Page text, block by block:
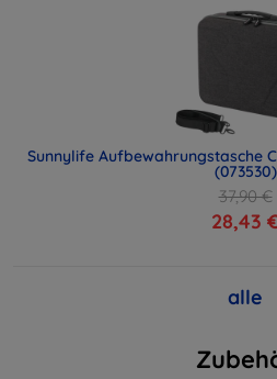
Sunnylife Aufbewahrungstasche
(073530)
37,90 €
28,43
alle